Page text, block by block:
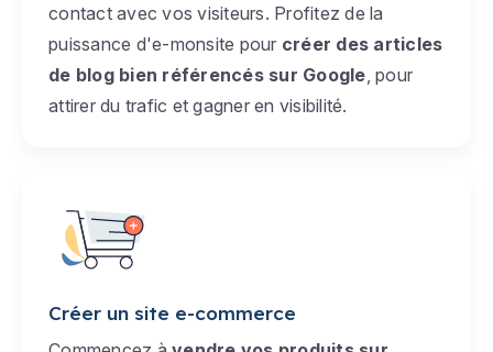
contact avec vos visiteurs. Profitez de la
puissance d'e-monsite pour créer des articles
de blog bien référencés sur Google , pour
attirer du trafic et gagner en visibilité.
Créer un site e-commerce